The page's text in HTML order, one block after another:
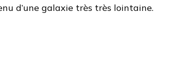
d’une galaxie très très lointaine.